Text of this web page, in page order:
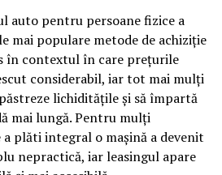
exact în limbajul în care se
O pagină pe care
minute ca să
un semnal greu de ignorat.
direct satisfacția, însă timpul
spun ceva despre cât de
auto pentru persoane fizice a
mai populare metode de achiziție
în contextul în care prețurile
considerabil, iar tot mai mulți
lichiditățile și să împartă
mai lungă. Pentru mulți
plăti integral o mașină a devenit
nepractică, iar leasingul apare